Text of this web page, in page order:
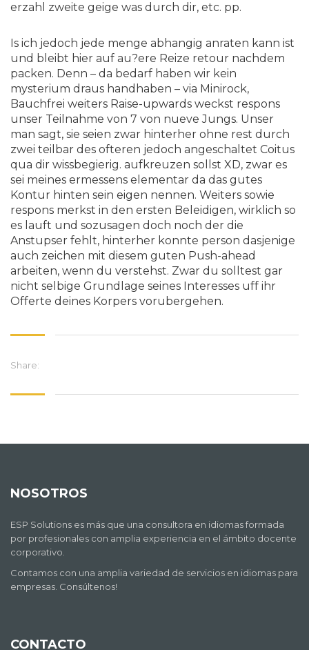
erzahl zweite geige was durch dir, etc. pp.
Is ich jedoch jede menge abhangig anraten kann ist
und bleibt hier auf au?ere Reize retour nachdem
packen. Denn – da bedarf haben wir kein
mysterium draus handhaben – via Minirock,
Bauchfrei weiters Raise-upwards weckst respons
unser Teilnahme von 7 von nueve Jungs. Unser
man sagt, sie seien zwar hinterher ohne rest durch
zwei teilbar des ofteren jedoch angeschaltet Coitus
qua dir wissbegierig. aufkreuzen sollst XD, zwar es
sei meines ermessens elementar da das gutes
Kontur hinten sein eigen nennen. Weiters sowie
respons merkst in den ersten Beleidigen, wirklich so
es lauft und sozusagen doch noch der die
Anstupser fehlt, hinterher konnte person dasjenige
auch zeichen mit diesem guten Push-ahead
arbeiten, wenn du verstehst. Zwar du solltest gar
nicht selbige Grundlage seines Interesses uff ihr
Offerte deines Korpers vorubergehen.
Share:
NOSOTROS
ESP Solutions es más que una consultora en idiomas formada
por profesionales con amplia experiencia en el ámbito docente
corporativo.
Contamos con una amplia variedad de servicios en idiomas para
empresas. Consúltenos!
CONTACTO